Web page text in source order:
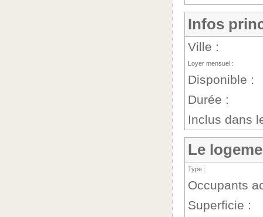
Infos
Ville :
Loyer mensuel :
Disponible :
Durée :
Inclus dans
Le
Type :
Occupants
Superficie :